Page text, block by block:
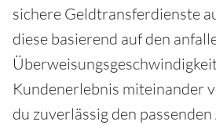
sichere Geldtransferdienste
diese basierend auf den
Kundenerlebnis miteinander
du zuverlässig den